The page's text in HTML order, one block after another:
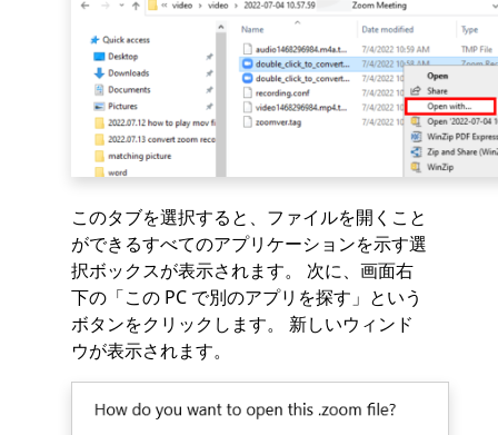
このタブを選択すると、ファイルを開くこと
ができるすべてのアプリケーションを示す選
択ボックスが表示されます。 次に、画面右
下の「この PC で別のアプリを探す」という
ボタンをクリックします。 新しいウィンド
ウが表示されます。